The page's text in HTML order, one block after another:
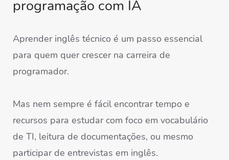
programação com IA
Aprender inglês técnico é um passo essencial
para quem quer crescer na carreira de
programador.
Mas nem sempre é fácil encontrar tempo e
recursos para estudar com foco em vocabulário
de TI, leitura de documentações, ou mesmo
participar de entrevistas em inglês.